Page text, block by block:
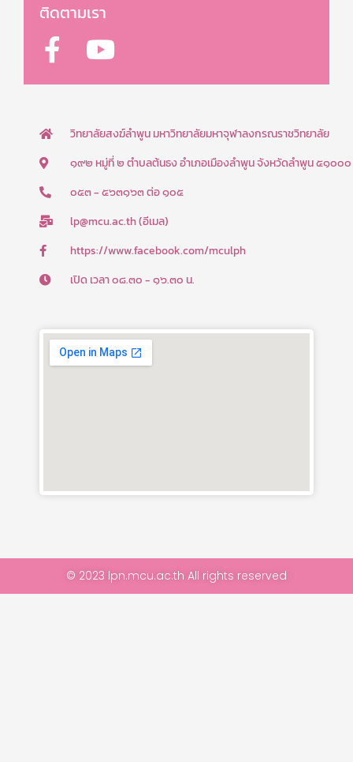
ติดตามเรา
F
a
c
b
-
Y
o
u
u
b
e
วิทยาลัยสงฆ์ลำพูน มหาวิทยาลัยมหาจุฬาลงกรณราชวิทยาลัย
๑๙๒ หมู่ที่ ๒ ตำบลต้นธง อำเภอเมืองลำพูน จังหวัดลำพูน ๕๑๐๐๐
๐๕๓ - ๕๖๓๑๖๓ ต่อ ๑๐๕
lp@mcu.ac.th (อีเมล)
https://www.facebook.com/mculph
เปิด เวลา ๐๘.๓๐ - ๑๖.๓๐ น.
© 2023 lpn.mcu.ac.th All rights reserved